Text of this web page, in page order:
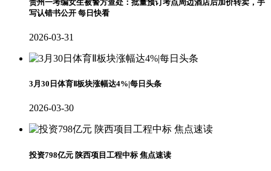
贵州一考编女生被警方查处：批量预订考点周边酒店后加价转卖，手
写认错书公开 每日快看
2026-03-31
3月30日体育Ⅱ板块涨幅达4%|每日头条
2026-03-30
投资798亿元 陕西项目工程中标 焦点速读